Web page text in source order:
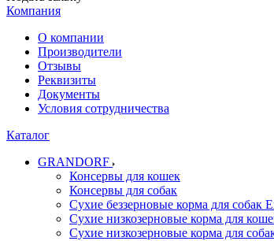
Компания
О компании
Производители
Отзывы
Реквизиты
Документы
Условия сотрудничества
Каталог
GRANDORF
Консервы для кошек
Консервы для собак
Сухие беззерновые корма для собак
Сухие низкозерновые корма для
Сухие низкозерновые корма для